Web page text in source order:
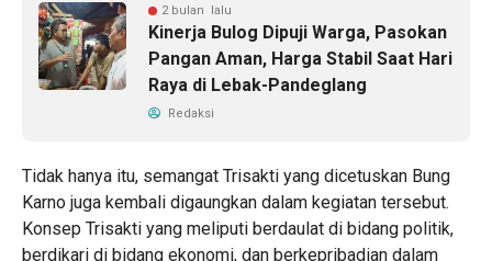
2 bulan lalu
Kinerja Bulog Dipuji Warga, Pasokan
Pangan Aman, Harga Stabil Saat Hari
Raya di Lebak-Pandeglang
Redaksi
Tidak hanya itu, semangat Trisakti yang dicetuskan Bung
Karno juga kembali digaungkan dalam kegiatan tersebut.
Konsep Trisakti yang meliputi berdaulat di bidang politik,
berdikari di bidang ekonomi, dan berkepribadian dalam